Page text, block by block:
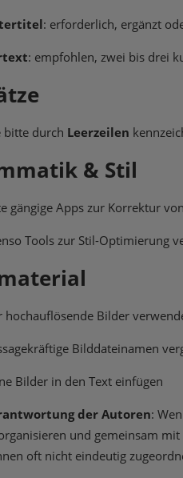
: erforderlich, ergänzt
: empfohlen, zwei bis drei
bitte durch Leerzeilen
& Stil
gängige Apps zur Korrektur
Tools zur Stil-Optimierung
hochauflösende Bilder
Bilddateinamen
Bilder in den Text einfügen
der Autoren:
und gemeinsam
oft nicht eindeutig